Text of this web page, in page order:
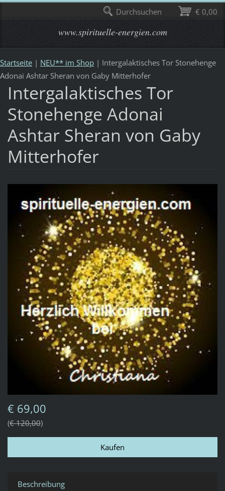
www.spirituelle-energien.com
Startseite | NEU** im Shop | Intergalaktisches Tor Stonehenge
Adonai Ashtar Sheran von Gaby Mitterhofer
Intergalaktisches Tor
Stonehenge Adonai
Ashtar Sheran von Gaby
Mitterhofer
€ 69,00
€ 120,00
Beschreibung
€ 0,00
Durchsuchen